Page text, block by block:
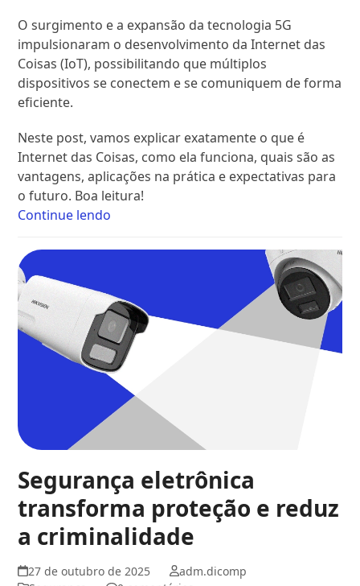
O surgimento e a expansão da tecnologia 5G
impulsionaram o desenvolvimento da Internet das
Coisas (IoT), possibilitando que múltiplos
dispositivos se conectem e se comuniquem de forma
eficiente.
Neste post, vamos explicar exatamente o que é
Internet das Coisas, como ela funciona, quais são as
vantagens, aplicações na prática e expectativas para
o futuro. Boa leitura!
Continue lendo
Segurança eletrônica
transforma proteção e reduz
a criminalidade
27 de outubro de 2025
adm.dicomp